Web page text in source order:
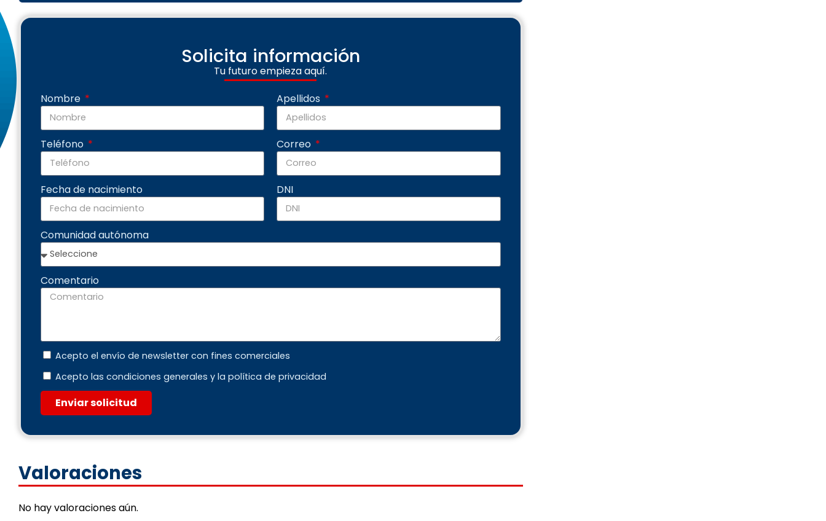
Solicita información
Tu futuro empieza aquí.
Nombre
Apellidos
Teléfono Correo
Fecha de nacimiento DNI
Comunidad autónoma
Comentario
Acepto el envío de newsletter con fines comerciales
Acepto las condiciones generales y la política de privacidad
Enviar solicitud
Valoraciones
No hay valoraciones aún.